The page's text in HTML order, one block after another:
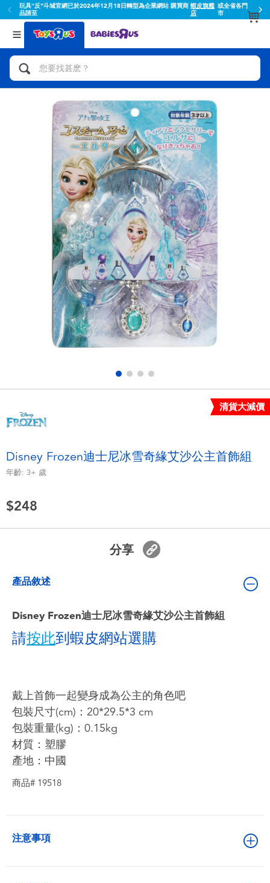
玩具"反"斗城官網已於2024年12月18日轉型為企業網站 購買商
品請至
蝦皮旗艦
店
或全省各門
市
返回
分類目錄
人氣英雄,角色扮演,射擊玩具
腳踏車,滑板車,騎乘車
拼砌組合及樂高LEGO
玩具車,貨車,火車及遙控系列
手工藝,文具,蠟筆,泥膠,畫板
娃娃, 芭比,收藏公仔
電子玩具
遊戲及拼圖系列
益智學習玩具
電池
任天堂 Switch
生活雜貨
返回
品牌
Toy Story玩具總動員
Super Mario超級瑪利歐
52TOYS
Fuggler
Miniso名創優品
playpop
LEGO樂高
Barbie芭比
Disney Frozen迪士尼冰雪奇緣
清貨大減價
Disney Frozen迪士尼冰雪奇緣艾沙公主首飾組
年齡: 3+ 歲
$248
分享
產品敘述
Disney Frozen迪士尼冰雪奇緣艾沙公主首飾組
請按此到蝦皮網站選購
戴上首飾一起變身成為公主的角色吧
包裝尺寸(cm)：20*29.5*3 cm
包裝重量(kg)：0.15kg
材質：塑膠
產地：中國
商品# 19518
注意事項